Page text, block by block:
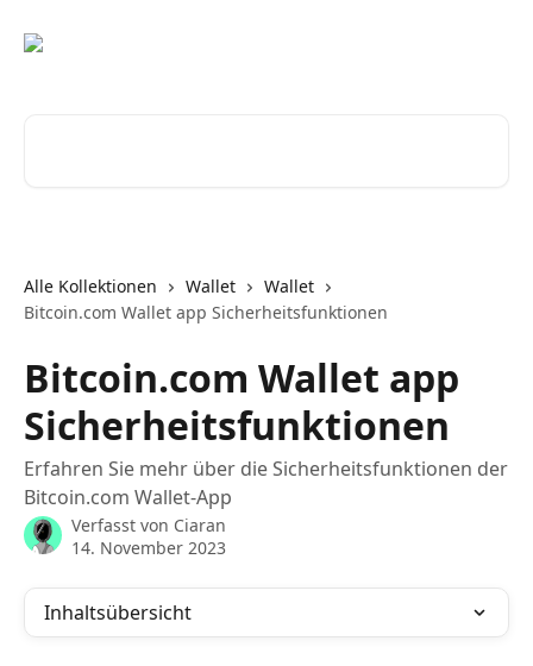
Alle Kollektionen Wallet
Wallet
Bitcoin.com Wallet app Sicherheitsfunktionen
Bitcoin.com Wallet app
Sicherheitsfunktionen
Erfahren Sie mehr über die Sicherheitsfunktionen der
Bitcoin.com Wallet-App
Verfasst von Ciaran
14. November 2023
Inhaltsübersicht